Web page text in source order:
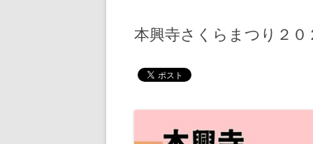
本興寺さくらまつり２０